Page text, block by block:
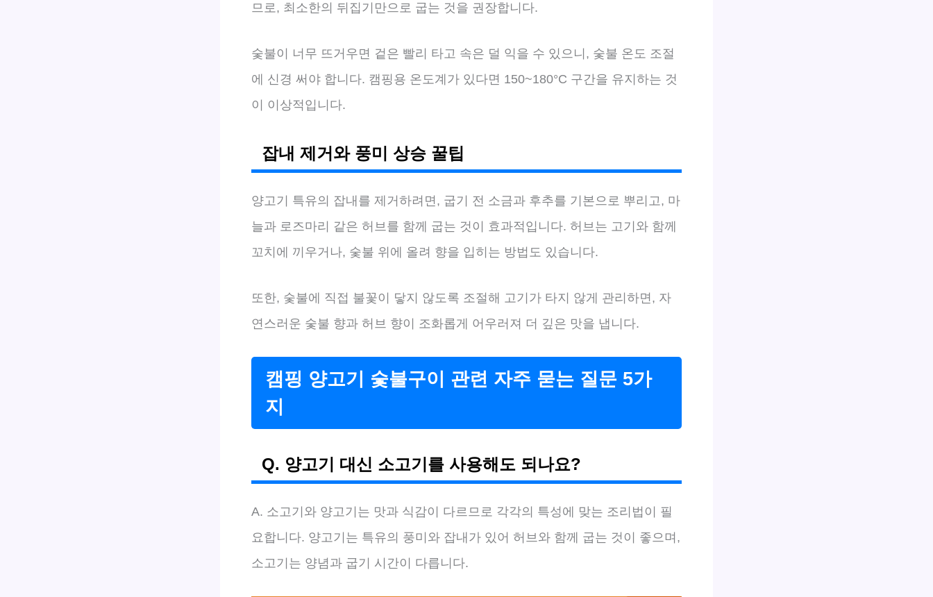
므로, 최소한의 뒤집기만으로 굽는 것을 권장합니다.
숯불이 너무 뜨거우면 겉은 빨리 타고 속은 덜 익을 수 있으니, 숯불 온도 조절
에 신경 써야 합니다. 캠핑용 온도계가 있다면 150~180°C 구간을 유지하는 것
이 이상적입니다.
잡내 제거와 풍미 상승 꿀팁
양고기 특유의 잡내를 제거하려면, 굽기 전 소금과 후추를 기본으로 뿌리고, 마
늘과 로즈마리 같은 허브를 함께 굽는 것이 효과적입니다. 허브는 고기와 함께
꼬치에 끼우거나, 숯불 위에 올려 향을 입히는 방법도 있습니다.
또한, 숯불에 직접 불꽃이 닿지 않도록 조절해 고기가 타지 않게 관리하면, 자
연스러운 숯불 향과 허브 향이 조화롭게 어우러져 더 깊은 맛을 냅니다.
캠핑 양고기 숯불구이 관련 자주 묻는 질문 5가
지
Q. 양고기 대신 소고기를 사용해도 되나요?
A. 소고기와 양고기는 맛과 식감이 다르므로 각각의 특성에 맞는 조리법이 필
요합니다. 양고기는 특유의 풍미와 잡내가 있어 허브와 함께 굽는 것이 좋으며,
소고기는 양념과 굽기 시간이 다릅니다.